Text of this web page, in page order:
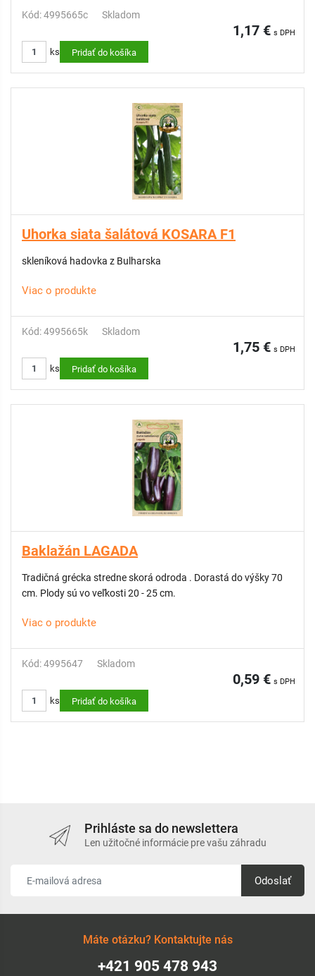
Kód: 4995665c Skladom
1,17 € s DPH
ks Pridať do košíka
Uhorka siata šalátová KOSARA F1
skleníková hadovka z Bulharska
Viac o produkte
Kód: 4995665k Skladom
1,75 € s DPH
ks Pridať do košíka
Baklažán LAGADA
Tradičná grécka stredne skorá odroda . Dorastá do výšky 70
cm. Plody sú vo veľkosti 20 - 25 cm.
Viac o produkte
Kód: 4995647 Skladom
0,59 € s DPH
ks Pridať do košíka
Prihláste sa do newslettera
Len užitočné informácie pre vašu záhradu
Odoslať
Máte otázku? Kontaktujte nás
+421 905 478 943